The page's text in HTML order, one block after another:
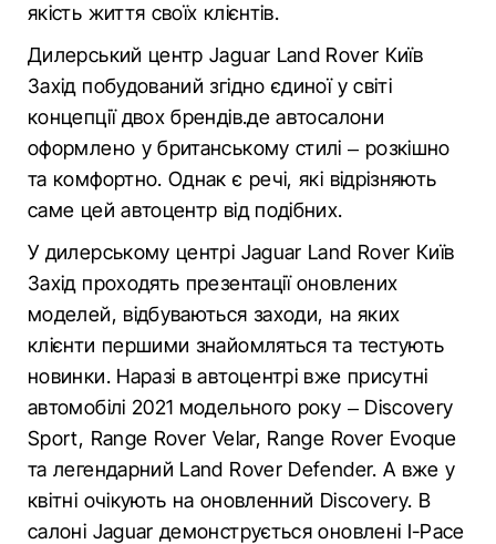
якість життя своїх клієнтів.
Дилерський центр Jaguar Land Rover Київ
Захід побудований згідно єдиної у світі
концепції двох брендів.де автосалони
оформлено у британському стилі – розкішно
та комфортно. Однак є речі, які відрізняють
саме цей автоцентр від подібних.
У дилерському центрі Jaguar Land Rover Київ
Захід проходять презентації оновлених
моделей, відбуваються заходи, на яких
клієнти першими знайомляться та тестують
новинки. Наразі в автоцентрі вже присутні
автомобілі 2021 модельного року – Discovery
Sport, Range Rover Velar, Range Rover Evoque
та легендарний Land Rover Defender. А вже у
квітні очікують на оновленний Discovery. В
салоні Jaguar демонструється оновлені I-Pace